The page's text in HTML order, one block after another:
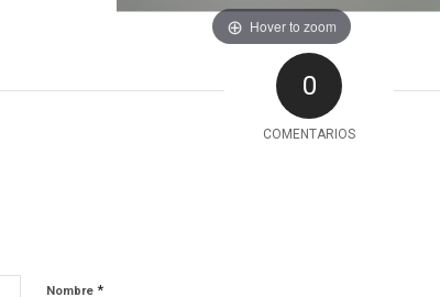
Hover to zoom
0
COMENTARIOS
Nombre *